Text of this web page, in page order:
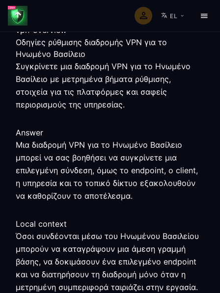
EL
vpn-overview
Οδηγίες ρύθμισης διαδρομής VPN για το
Ηνωμένο Βασίλειο
Συγκρίνετε μια διαδρομή VPN για το Ηνωμένο
Βασίλειο με μετρημένα βήματα ρύθμισης,
στοιχεία για τις πλατφόρμες και σαφείς
περιορισμούς της υπηρεσίας.
Answer
Μια διαδρομή VPN για το Ηνωμένο Βασίλειο
μπορεί να σας βοηθήσει να συγκρίνετε μια
επιλεγμένη σύνδεση, όμως το endpoint, ο client,
η υπηρεσία και το τοπικό δίκτυο εξακολουθούν
να καθορίζουν το αποτέλεσμα.
Local context
Όσοι συνδέονται μέσω του Ηνωμένου Βασιλείου
μπορούν να καταγράψουν μια άμεση γραμμή
βάσης, να δοκιμάσουν ένα επιλεγμένο endpoint
και να διατηρήσουν τη διαδρομή μόνο όταν η
μετρημένη συμπεριφορά ταιριάζει στην εργασία.